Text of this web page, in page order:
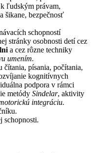
ľudským právam,
šikane, bezpečnosť
schopností
stránky osobnosti detí cez
a cez rôzne techniky
umením.
čítania, písania, počítania,
kognitívnych
podpora v rámci
metódy Sindelar, aktivity
integráciu.
schopnosti.